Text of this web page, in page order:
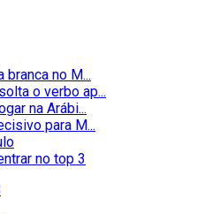
branca no M...
o verbo ap...
na Arábi...
para M...
no top 3